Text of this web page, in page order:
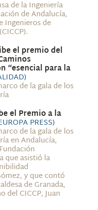
de la Ingeniería
de Andalucía,
Ingenieros de
el premio del
“esencial para la
de la gala de los
el Premio a la
PRESS)
de la gala de los
en Andalucía,
que asistió la
y que contó
de Granada,
del CICCP, Juan